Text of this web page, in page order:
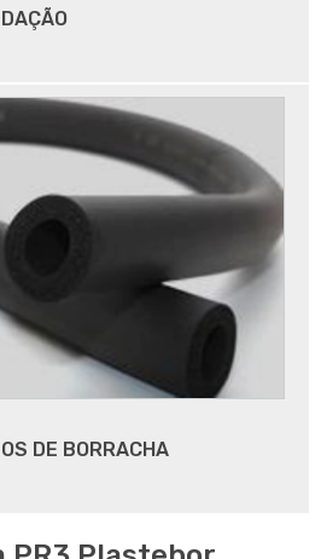
porta
DE BORRACHA